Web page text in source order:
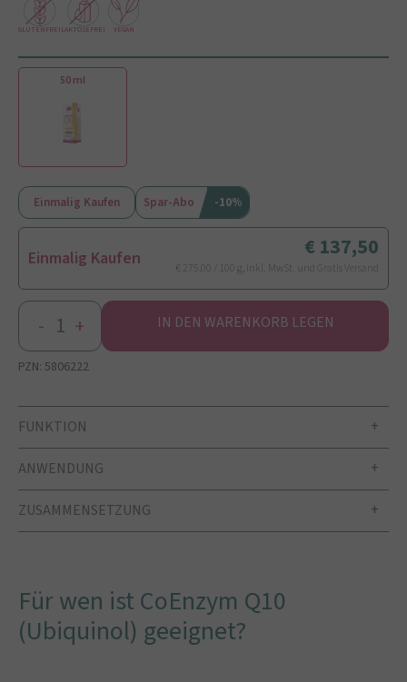
GLUTENFREILAKTOSEFREI VEGAN
50 ml
Einmalig Kaufen Spar-Abo -10%
Einmalig Kaufen 137,50
€ 275,00 / 100 g, inkl. MwSt. und Gratis Versand
- + IN DEN WARENKORB LEGEN
PZN: 5806222
FUNKTION
ANWENDUNG
ZUSAMMENSETZUNG
Für wen ist CoEnzym Q10
(Ubiquinol) geeignet?